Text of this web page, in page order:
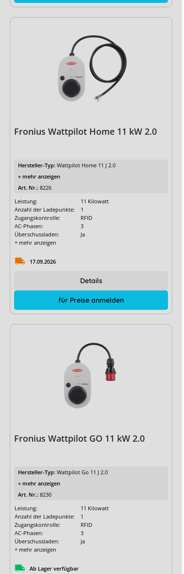
Fronius Wattpilot Home 11 kW 2.0
Hersteller-Typ: Wattpilot Home 11 J 2.0
+ mehr anzeigen
Art. Nr.: 8226
Leistung:
11 Kilowatt
Anzahl der Ladepunkte:
1
Zugangskontrolle:
RFID
AC-Phasen:
3
Überschussladen:
Ja
+ mehr anzeigen
17.09.2026
für Preise anmelden
Details
Fronius Wattpilot GO 11 kW 2.0
Hersteller-Typ: Wattpilot Go 11 J 2.0
+ mehr anzeigen
Art. Nr.: 8230
Leistung:
11 Kilowatt
Anzahl der Ladepunkte:
1
Zugangskontrolle:
RFID
AC-Phasen:
3
Überschussladen:
Ja
+ mehr anzeigen
Ab Lager verfügbar